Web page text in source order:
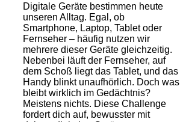
Digitale Geräte bestimmen heute
unseren Alltag. Egal, ob
Smartphone, Laptop, Tablet oder
Fernseher – häufig nutzen wir
mehrere dieser Geräte gleichzeitig.
Nebenbei läuft der Fernseher, auf
dem Schoß liegt das Tablet, und das
Handy blinkt unaufhörlich. Doch was
bleibt wirklich im Gedächtnis?
Meistens nichts. Diese Challenge
fordert dich auf, bewusster mit